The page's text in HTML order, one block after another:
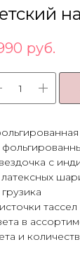
руб.
с
латексных
тассел
в
и